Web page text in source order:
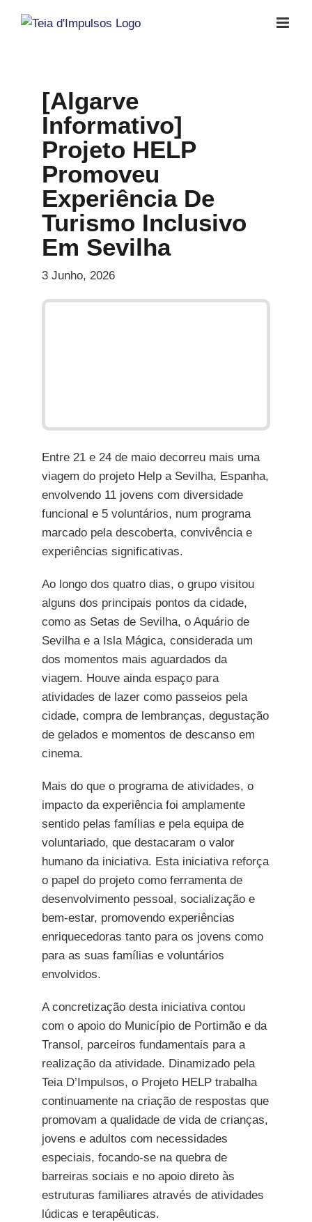
[Algarve
Informativo]
Projeto HELP
Promoveu
Experiência De
Turismo Inclusivo
Em Sevilha
3 Junho, 2026
Entre 21 e 24 de maio decorreu mais uma
viagem do projeto Help a Sevilha, Espanha,
envolvendo 11 jovens com diversidade
funcional e 5 voluntários, num programa
marcado pela descoberta, convivência e
experiências significativas.
Ao longo dos quatro dias, o grupo visitou
alguns dos principais pontos da cidade,
como as Setas de Sevilha, o Aquário de
Sevilha e a Isla Mágica, considerada um
dos momentos mais aguardados da
viagem. Houve ainda espaço para
atividades de lazer como passeios pela
cidade, compra de lembranças, degustação
de gelados e momentos de descanso em
cinema.
Mais do que o programa de atividades, o
impacto da experiência foi amplamente
sentido pelas famílias e pela equipa de
voluntariado, que destacaram o valor
humano da iniciativa. Esta iniciativa reforça
o papel do projeto como ferramenta de
desenvolvimento pessoal, socialização e
bem-estar, promovendo experiências
enriquecedoras tanto para os jovens como
para as suas famílias e voluntários
envolvidos.
A concretização desta iniciativa contou
com o apoio do Município de Portimão e da
Transol, parceiros fundamentais para a
realização da atividade. Dinamizado pela
Teia D’Impulsos, o Projeto HELP trabalha
continuamente na criação de respostas que
promovam a qualidade de vida de crianças,
jovens e adultos com necessidades
especiais, focando-se na quebra de
barreiras sociais e no apoio direto às
estruturas familiares através de atividades
lúdicas e terapêuticas.